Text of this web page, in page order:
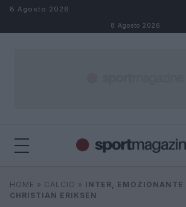
Salta al contenuto
8 Agosto 2026
8 Agosto 2026
Cerca
HOME » CALCIO » INTER, EMOZIONANTE
CHRISTIAN ERIKSEN